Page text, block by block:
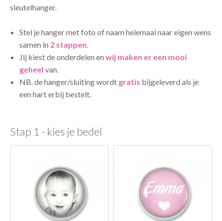
sleutelhanger.
Stel je hanger met foto of naam helemaal naar eigen wens
samen in 2 stappen.
Jij kiest de onderdelen enwij maken er een mooi
geheel van.
NB. de hanger/sluiting wordt gratis bijgeleverd als je
een hart erbij bestelt.
Stap 1 - kies je bedel